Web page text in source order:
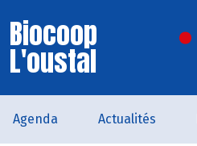
Biocoop
L'oustal
Agenda Actualités